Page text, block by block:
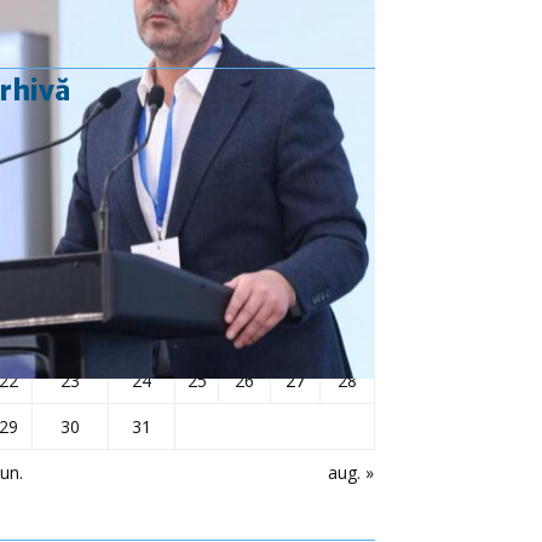
iulie 2024
Ma Mi D
aug. »
2 3 6
7
11 12 13
14
19
21
23 24 25 26 27
28
30 31